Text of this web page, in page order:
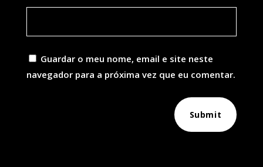
Guardar o meu nome, email e site neste
navegador para a próxima vez que eu comentar.
Submit